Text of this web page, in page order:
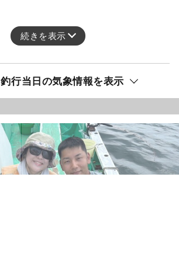
続きを表示
釣行当日の気象情報を表示